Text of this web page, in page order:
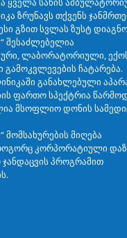
ზრუნავს თქვენს
გზით სვლას ზუსტ
შესაძლებელია
ლაბორატორიული,
ჩატარება.
განახლებული
ფართო სპექტრია
მსოფლიო დონის
მომსახურების მიღება
კორპორატიული
პროგრამით